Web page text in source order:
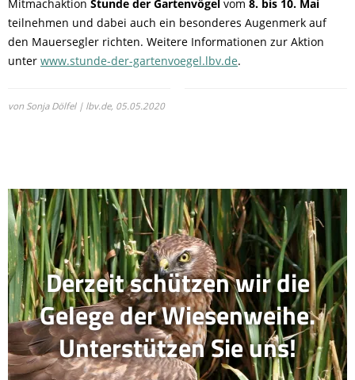
Mitmachaktion Stunde der Gartenvögel vom 8. bis 10. Mai
teilnehmen und dabei auch ein besonderes Augenmerk auf
den Mauersegler richten. Weitere Informationen zur Aktion
unter www.stunde-der-gartenvoegel.lbv.de.
von Sonja Dölfel | lbv.de, 05.05.2020
Derzeit schützen wir die
Gelege der Wiesenweihe.
Unterstützen Sie uns!